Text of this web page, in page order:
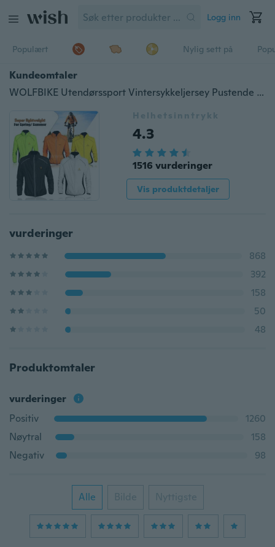
Logg inn
Populært Nylig sett på
Kundeomtaler
WOLFBIKE Utendørssport Vintersykkeljersey Pustende Menn / Kvinner Vindfrakk Langermet Ridejakke Sykkelklær
Helhetsinntrykk
4.3
1516 vurderinger
Vis produktdetaljer
vurderinger
868
392
158
50
48
Produktomtaler
vurderinger
Positiv
1260
Nøytral
158
Negativ
98
Alle Bilde Nyttigste